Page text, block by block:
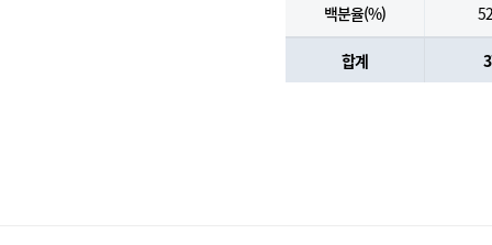
백분율(%)
합계